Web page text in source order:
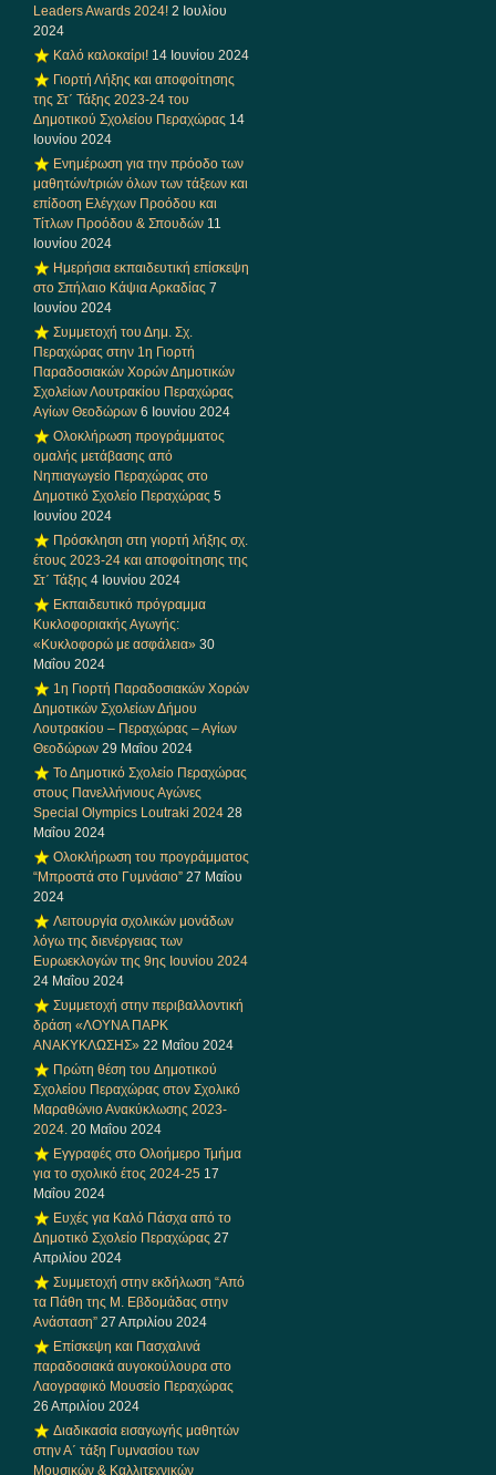
Leaders Awards 2024! 2 Ιουλίου
2024
Καλό καλοκαίρι! 14 Ιουνίου 2024
Γιορτή Λήξης και αποφοίτησης
της Στ΄ Τάξης 2023-24 του
Δημοτικού Σχολείου Περαχώρας 14
Ιουνίου 2024
Ενημέρωση για την πρόοδο των
μαθητών/τριών όλων των τάξεων και
επίδοση Ελέγχων Προόδου και
Τίτλων Προόδου & Σπουδών 11
Ιουνίου 2024
Ημερήσια εκπαιδευτική επίσκεψη
στο Σπήλαιο Κάψια Αρκαδίας 7
Ιουνίου 2024
Συμμετοχή του Δημ. Σχ.
Περαχώρας στην 1η Γιορτή
Παραδοσιακών Χορών Δημοτικών
Σχολείων Λουτρακίου Περαχώρας
Αγίων Θεοδώρων 6 Ιουνίου 2024
Ολοκλήρωση προγράμματος
ομαλής μετάβασης από
Νηπιαγωγείο Περαχώρας στο
Δημοτικό Σχολείο Περαχώρας 5
Ιουνίου 2024
Πρόσκληση στη γιορτή λήξης σχ.
έτους 2023-24 και αποφοίτησης της
Στ΄ Τάξης 4 Ιουνίου 2024
Εκπαιδευτικό πρόγραμμα
Κυκλοφοριακής Αγωγής:
«Κυκλοφορώ με ασφάλεια» 30
Μαΐου 2024
1η Γιορτή Παραδοσιακών Χορών
Δημοτικών Σχολείων Δήμου
Λουτρακίου – Περαχώρας – Αγίων
Θεοδώρων 29 Μαΐου 2024
Το Δημοτικό Σχολείο Περαχώρας
στους Πανελλήνιους Αγώνες
Special Olympics Loutraki 2024 28
Μαΐου 2024
Ολοκλήρωση του προγράμματος
“Μπροστά στο Γυμνάσιο” 27 Μαΐου
2024
Λειτουργία σχολικών μονάδων
λόγω της διενέργειας των
Ευρωεκλογών της 9ης Ιουνίου 2024
24 Μαΐου 2024
Συμμετοχή στην περιβαλλοντική
δράση «ΛΟΥΝΑ ΠΑΡΚ
ΑΝΑΚΥΚΛΩΣΗΣ» 22 Μαΐου 2024
Πρώτη θέση του Δημοτικού
Σχολείου Περαχώρας στον Σχολικό
Μαραθώνιο Ανακύκλωσης 2023-
2024. 20 Μαΐου 2024
Εγγραφές στο Ολοήμερο Τμήμα
για το σχολικό έτος 2024-25 17
Μαΐου 2024
Ευχές για Καλό Πάσχα από το
Δημοτικό Σχολείο Περαχώρας 27
Απριλίου 2024
Συμμετοχή στην εκδήλωση “Από
τα Πάθη της Μ. Εβδομάδας στην
Ανάσταση” 27 Απριλίου 2024
Επίσκεψη και Πασχαλινά
παραδοσιακά αυγοκούλουρα στο
Λαογραφικό Μουσείο Περαχώρας
26 Απριλίου 2024
Διαδικασία εισαγωγής μαθητών
στην Α΄ τάξη Γυμνασίου των
Μουσικών & Καλλιτεχνικών